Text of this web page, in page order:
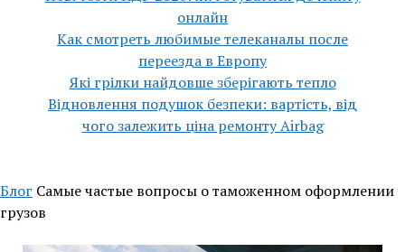
онлайн
Как смотреть любимые телеканалы после
переезда в Европу
Які грілки найдовше зберігають тепло
Відновлення подушок безпеки: вартість, від
чого залежить ціна ремонту Airbag
Блог Самые частые вопросы о таможенном оформлении
грузов